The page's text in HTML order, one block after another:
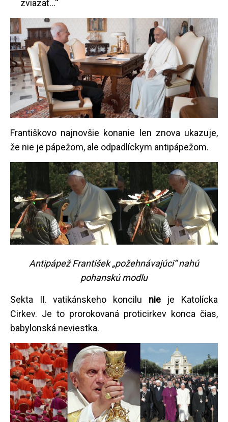
zviazať...“
Františkovo najnovšie konanie len znova ukazuje,
že nie je pápežom, ale odpadlíckym antipápežom.
Antipápež František „požehnávajúci“ nahú
pohanskú modlu
Sekta II. vatikánskeho koncilu nieje Katolícka
Cirkev. Je to prorokovaná proticirkev konca čias,
babylonská neviestka.